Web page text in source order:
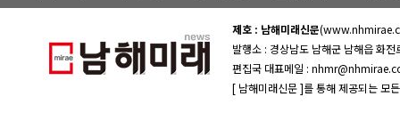
제호 : 남해미래신문
발행소 : 경상남도 남해군 남해읍 화
편집국 대표메일 :
[ 남해미래신문 ]를 통해 제공되는 모